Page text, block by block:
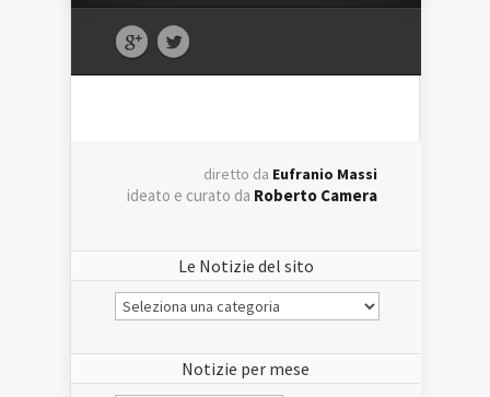
diretto da Eufranio Massi
ideato e curato da Roberto Camera
Le Notizie del sito
Le
Notizie
Notizie per mese